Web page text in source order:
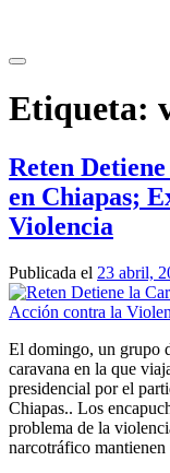
contenido
Etiqueta:
Reten
en Chiapas;
Violencia
Publicada el 23 abril,
El domingo, un grupo
caravana en la que
presidencial por el
Chiapas.. Los
problema de la
narcotráfico